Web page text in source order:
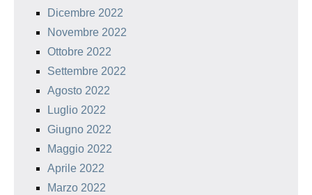
Dicembre 2022
Novembre 2022
Ottobre 2022
Settembre 2022
Agosto 2022
Luglio 2022
Giugno 2022
Maggio 2022
Aprile 2022
Marzo 2022